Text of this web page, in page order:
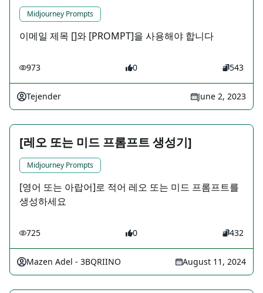
Midjourney Prompts
이메일 제목 []와 [PROMPT]을 사용해야 합니다
973 0 543
Tejender June 2, 2023
[레오 또는 미드 프롬프트 생성기]
Midjourney Prompts
[영어 또는 아랍어]로 적어 레오 또는 미드 프롬프트를
생성하세요
725 0 432
Mazen Adel - 3BQRIINO August 11, 2024